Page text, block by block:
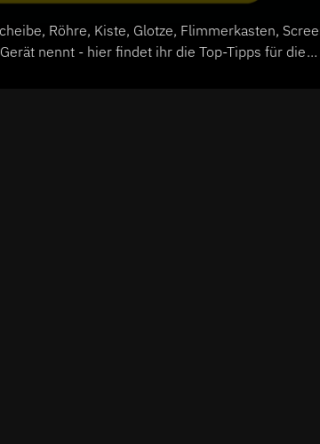
Röhre, Kiste, Glotze, Flimmerkasten,
nennt - hier findet ihr die Top-Tipps für die